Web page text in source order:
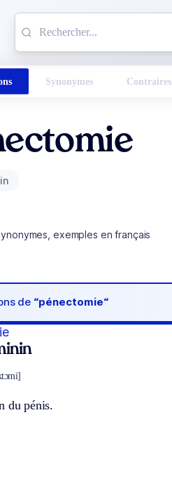
Synonymes Contraires
exemples en français
de “pénectomie“
du pénis.